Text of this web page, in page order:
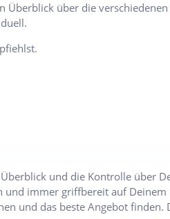
Überblick über die verschiedenen
und die Kontrolle über
und immer griffbereit auf Deinem
und das beste Angebot finden.